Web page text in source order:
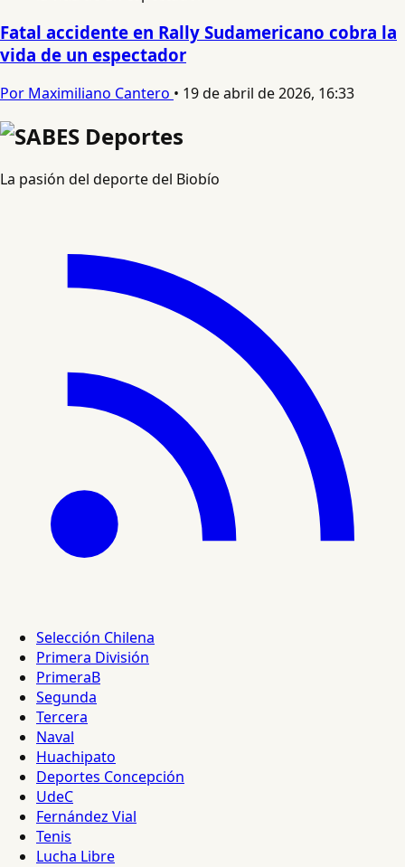
Fatal accidente en Rally Sudamericano cobra la
vida de un espectador
Por Maximiliano Cantero • 19 de abril de 2026, 16:33
La pasión del deporte del Biobío
Selección Chilena
Primera División
PrimeraB
Segunda
Tercera
Naval
Huachipato
Deportes Concepción
UdeC
Fernández Vial
Tenis
Lucha Libre